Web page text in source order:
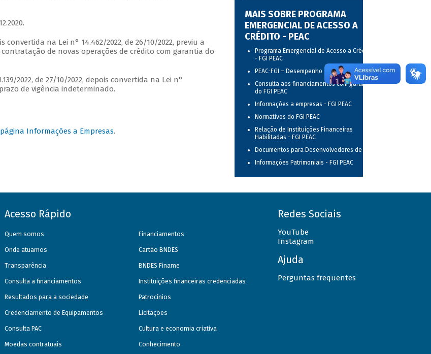
convertida na Lei n° 14.462/2022, de 26/10/2022, previu a
de novas operações de crédito com garantia do
2022, de 27/10/2022, depois convertida na Lei n°
de vigência indeterminado.
Informações a Empresas.
MAIS SOBRE PROGRAMA
EMERGENCIAL DE ACESSO A
CRÉDITO - PEAC
Programa Emergencial de Acesso a Crédito
- FGI PEAC
PEAC-FGI – Desempenho Operacional
Consulta aos financiamentos com garantia
do FGI PEAC
Informações a empresas - FGI PEAC
Normativos do FGI PEAC
Relação de Instituições Financeiras
Habilitadas - FGI PEAC
Documentos para Desenvolvedores de TI
Informações Patrimoniais - FGI PEAC
Acesso Rápido
Quem somos
Onde atuamos
Transparência
Consulta a financiamentos
Resultados para a sociedade
Credenciamento de Equipamentos
Consulta PAC
Moedas contratuais
Financiamentos
Cartão BNDES
BNDES Finame
Instituições financeiras credenciadas
Patrocínios
Licitações
Cultura e economia criativa
Conhecimento
Redes Sociais
YouTube
Instagram
Ajuda
Perguntas frequentes